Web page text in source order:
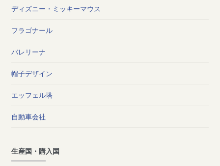
ディズニー・ミッキーマウス
フラゴナール
バレリーナ
帽子デザイン
エッフェル塔
自動車会社
生産国・購入国